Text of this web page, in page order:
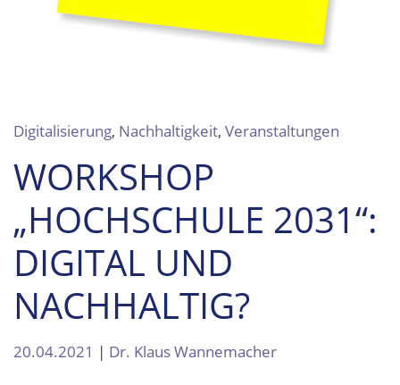
Digitalisierung, Nachhaltigkeit, Veranstaltungen
WORKSHOP
„HOCHSCHULE 2031“:
DIGITAL UND
NACHHALTIG?
20.04.2021 | Dr. Klaus Wannemacher